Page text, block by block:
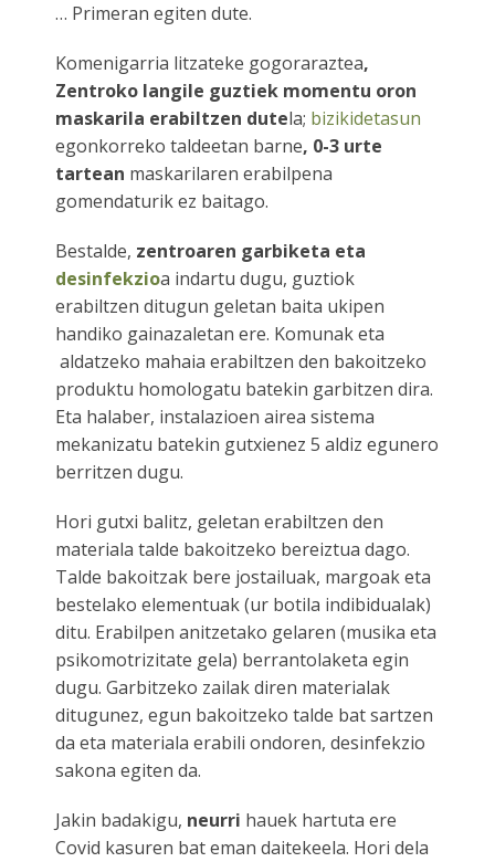
… Primeran egiten dute.
Komenigarria litzateke gogoraraztea,
Zentroko langile guztiek momentu oron
maskarila erabiltzen dutela; bizikidetasun
egonkorreko taldeetan barne, 0-3 urte
tartean maskarilaren erabilpena
gomendaturik ez baitago.
Bestalde, zentroaren garbiketa eta
desinfekzioa indartu dugu, guztiok
erabiltzen ditugun geletan baita ukipen
handiko gainazaletan ere. Komunak eta
aldatzeko mahaia erabiltzen den bakoitzeko
produktu homologatu batekin garbitzen dira.
Eta halaber, instalazioen airea sistema
mekanizatu batekin gutxienez 5 aldiz egunero
berritzen dugu.
Hori gutxi balitz, geletan erabiltzen den
materiala talde bakoitzeko bereiztua dago.
Talde bakoitzak bere jostailuak, margoak eta
bestelako elementuak (ur botila indibidualak)
ditu. Erabilpen anitzetako gelaren (musika eta
psikomotrizitate gela) berrantolaketa egin
dugu. Garbitzeko zailak diren materialak
ditugunez, egun bakoitzeko talde bat sartzen
da eta materiala erabili ondoren, desinfekzio
sakona egiten da.
Jakin badakigu, neurri hauek hartuta ere
Covid kasuren bat eman daitekeela. Hori dela